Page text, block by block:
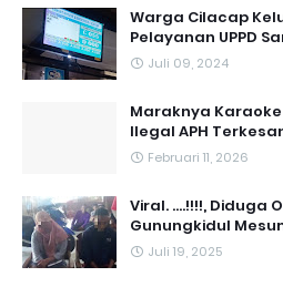
Warga Cilacap
Pelayanan UPPD
Juli 09, 2024
Maraknya
Ilegal APH
Februari 11, 2026
Viral. ....!!!!, Diduga
Gunungkidul
Juli 19, 2025